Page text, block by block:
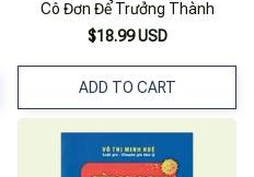
Cô Đơn Để Trưởng Thành
$18.99 USD
ADD TO CART